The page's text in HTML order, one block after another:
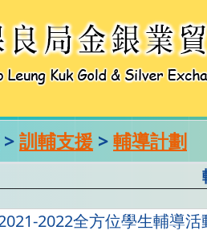
>訓輔支援 >輔導計劃